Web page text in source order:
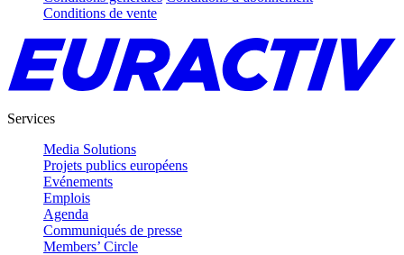
Conditions de vente
Services
Media Solutions
Projets publics européens
Evénements
Emplois
Agenda
Communiqués de presse
Members’ Circle